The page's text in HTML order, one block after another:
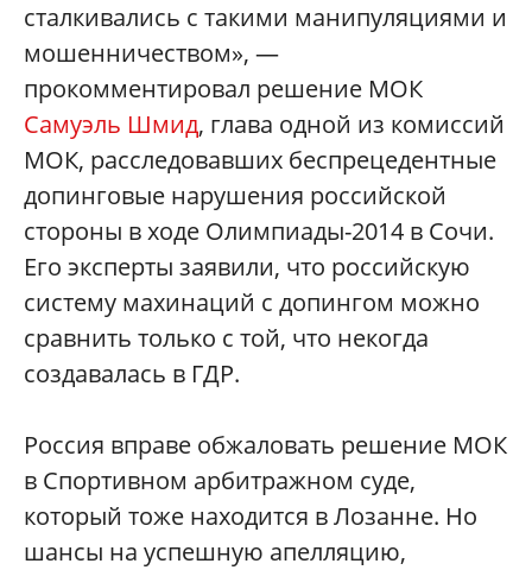
сталкивались с такими манипуляциями и
мошенничеством», —
прокомментировал решение МОК
Самуэль Шмид, глава одной из комиссий
МОК, расследовавших беспрецедентные
допинговые нарушения российской
стороны в ходе Олимпиады-2014 в Сочи.
Его эксперты заявили, что российскую
систему махинаций с допингом можно
сравнить только с той, что некогда
создавалась в ГДР.
Россия вправе обжаловать решение МОК
в Спортивном арбитражном суде,
который тоже находится в Лозанне. Но
шансы на успешную апелляцию,